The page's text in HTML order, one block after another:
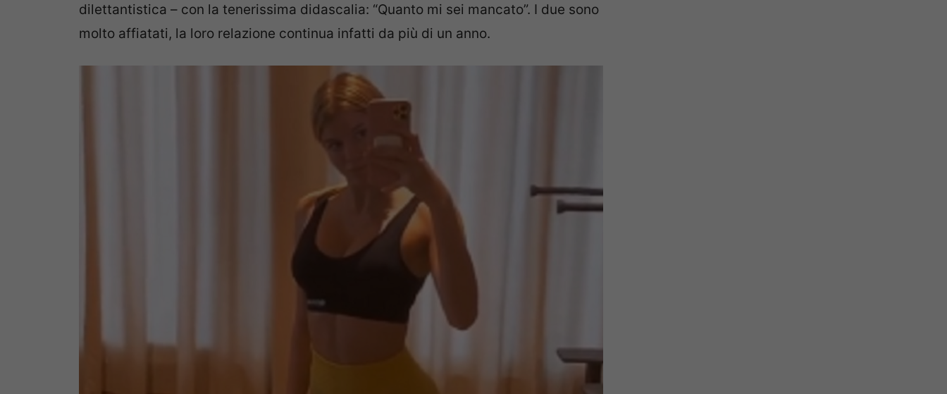
dilettantistica – con la tenerissima didascalia: “Quanto mi sei mancato”. I due sono
molto affiatati, la loro relazione continua infatti da più di un anno.